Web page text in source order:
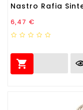
Nastro Rafia
Prezzo
6,47 €
